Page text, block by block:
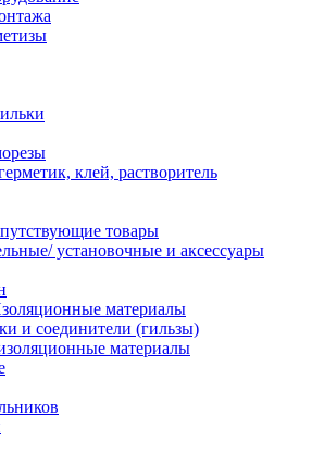
клей, растворитель
товары
установочные и аксессуары
материалы
и соединители (гильзы)
материалы